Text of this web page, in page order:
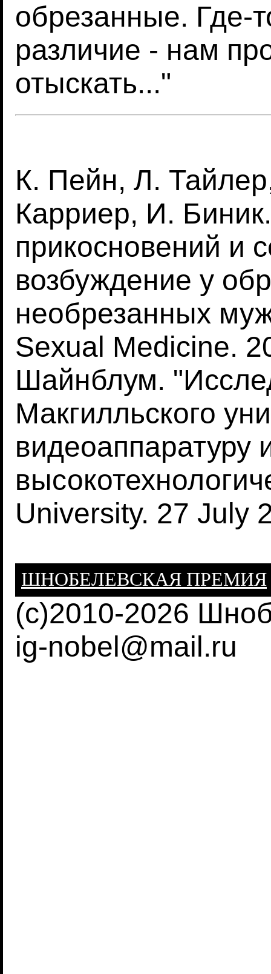
обрезанные. Где-
различие - нам
отыскать..."
К. Пейн, Л.
Карриер, И.
прикосновений и
возбуждение у
необрезанных
Sexual Medicine.
Шайнблум.
Макгилльского
видеоаппаратуру
University. 27 July
ШНОБЕЛЕВСКАЯ ПРЕМИЯ
(c)2010-2026
ig-nobel@mail.ru